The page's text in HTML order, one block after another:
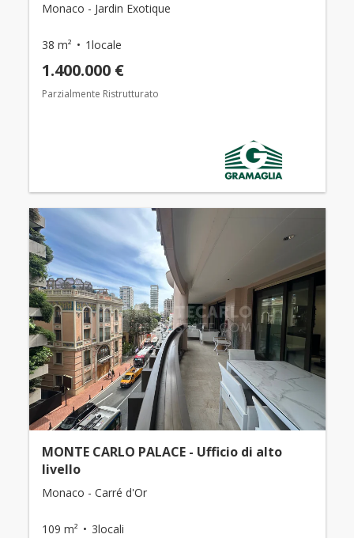
Monaco - Jardin Exotique
38 m² 1locale
1.400.000 €
Parzialmente Ristrutturato
MONTE CARLO PALACE - Ufficio di alto
livello
Monaco - Carré d'Or
109 m² 3locali